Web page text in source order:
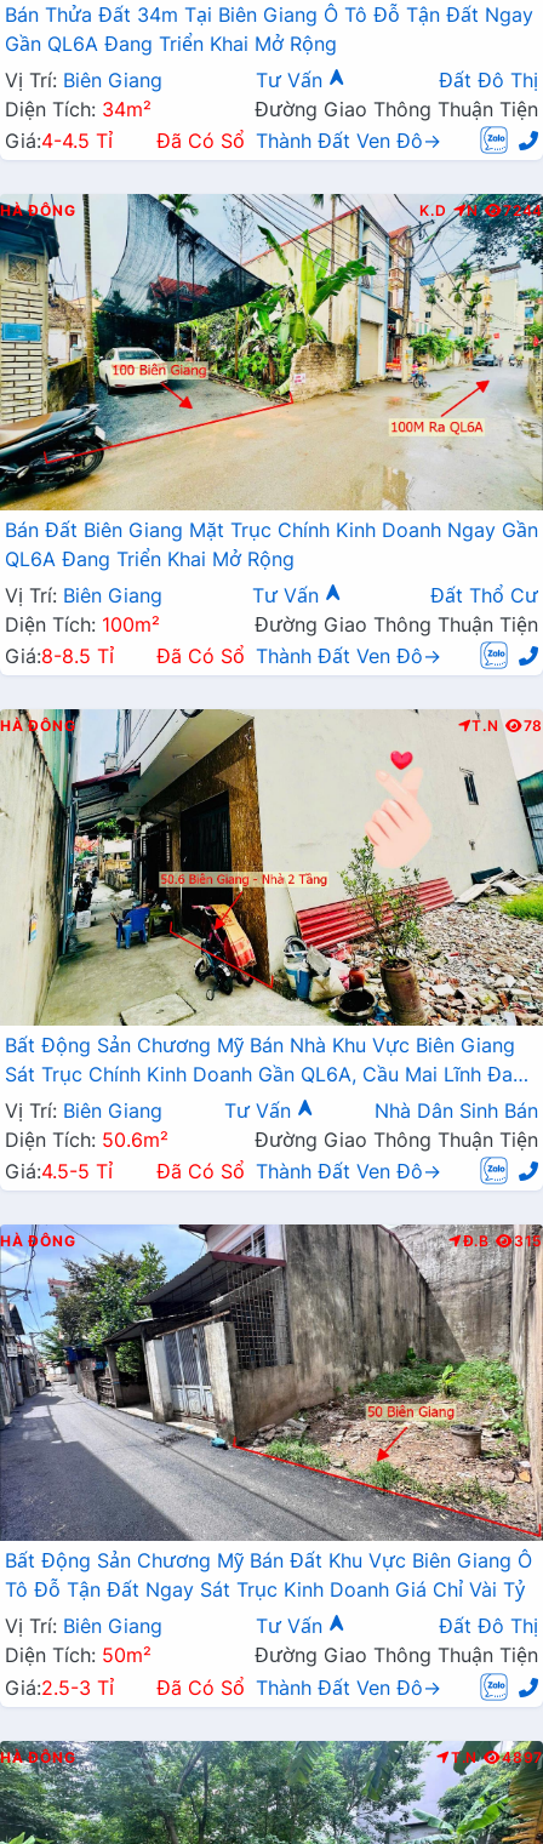
Bán Thửa Đất 34m Tại Biên Giang Ô Tô Đỗ Tận Đất Ngay
Gần QL6A Đang Triển Khai Mở Rộng
Vị Trí: Biên Giang Tư Vấn
Đất Đô Thị
Diện Tích: 34m²
Đường Giao Thông Thuận Tiện
Giá:4-4.5 Tỉ Đã Có Sổ Thành Đất Ven Đô→
HÀ ĐÔNG K.D N 7244
Bán Đất Biên Giang Mặt Trục Chính Kinh Doanh Ngay Gần
QL6A Đang Triển Khai Mở Rộng
Vị Trí: Biên Giang Tư Vấn
Đất Thổ Cư
Diện Tích: 100m²
Đường Giao Thông Thuận Tiện
Giá:8-8.5 Tỉ Đã Có Sổ Thành Đất Ven Đô→
HÀ ĐÔNG T.N 78
Bất Động Sản Chương Mỹ Bán Nhà Khu Vực Biên Giang
Sát Trục Chính Kinh Doanh Gần QL6A, Cầu Mai Lĩnh Đang
Mở Rộng
Vị Trí: Biên Giang Tư Vấn
Nhà Dân Sinh Bán
Diện Tích: 50.6m²
Đường Giao Thông Thuận Tiện
Giá:4.5-5 Tỉ Đã Có Sổ Thành Đất Ven Đô→
HÀ ĐÔNG Đ.B 315
Bất Động Sản Chương Mỹ Bán Đất Khu Vực Biên Giang Ô
Tô Đỗ Tận Đất Ngay Sát Trục Kinh Doanh Giá Chỉ Vài Tỷ
Vị Trí: Biên Giang Tư Vấn
Đất Đô Thị
Diện Tích: 50m²
Đường Giao Thông Thuận Tiện
Giá:2.5-3 Tỉ Đã Có Sổ Thành Đất Ven Đô→
HÀ ĐÔNG T.N 4897